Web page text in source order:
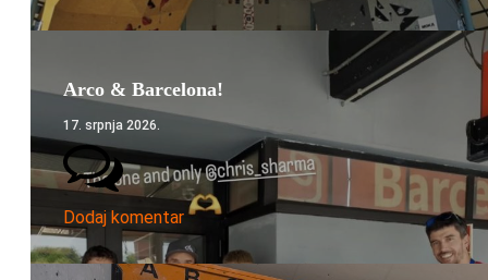
Arco & Barcelona!
17. srpnja 2026.
Dodaj komentar